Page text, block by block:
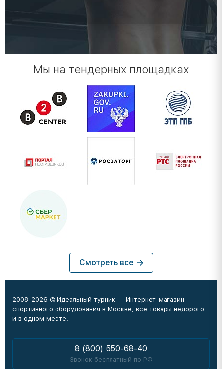
Мы на тендерных площадках
Смотреть все
2008-2026 © Идеальный турник — Интернет-магазин
спортивного оборудования в Москве, все товары недорого
и в одном месте.
8 (800) 550-68-40
Звонок бесплатный по РФ